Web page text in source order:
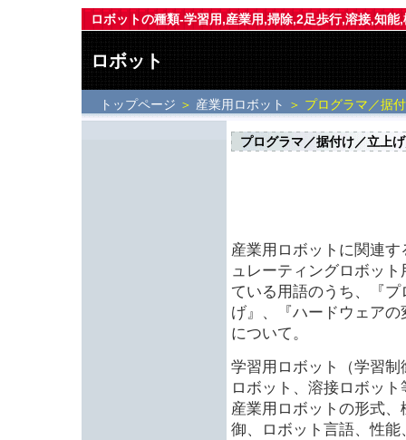
ロボットの種類-学習用,産業用,掃除,2足歩行,溶接,知能
ロボット
トップページ ＞ 産業用ロボット ＞ プログラマ／据
プログラマ／据付け／立上
産業用ロボットに関連
ュレーティングロボット
ている用語のうち、『
げ』、『ハードウェア
について。
学習用ロボット（学習
ロボット、溶接ロボッ
産業用ロボットの形式
御、ロボット言語、性